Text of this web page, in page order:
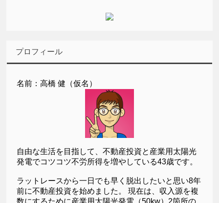
プロフィール
名前：高橋 健（仮名）
自由な生活を目指して、不動産投資と産業用太陽光
発電でコツコツ不労所得を増やしている43歳です。
ラットレースから一日でも早く脱出したいと思い8年
前に不動産投資を始めました。 現在は、収入源を複
数にするために産業用太陽光発電（50kw）2箇所の